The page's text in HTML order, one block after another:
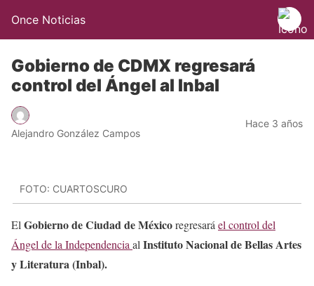
Once Noticias
Gobierno de CDMX regresará
control del Ángel al Inbal
Alejandro González Campos
Hace 3 años
FOTO: CUARTOSCURO
ElGobierno de Ciudad de Méxicoregresaráel control del
Ángel de la IndependenciaalInstituto Nacional de Bellas Artes
y Literatura (Inbal).